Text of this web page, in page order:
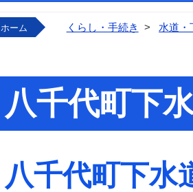
ホーム くらし・手続き > 水道・
八千代町下
八千代町下水